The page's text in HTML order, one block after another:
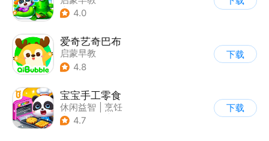
| 儿童益智游戏
4.0
爱奇艺奇巴布
启蒙早教
4.8
下载
宝宝手工零食
休闲益智
烹饪
| 宝宝巴士
4.7
下载